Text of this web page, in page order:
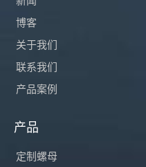
博客
关于我们
联系我们
产品案例
产品
定制螺母